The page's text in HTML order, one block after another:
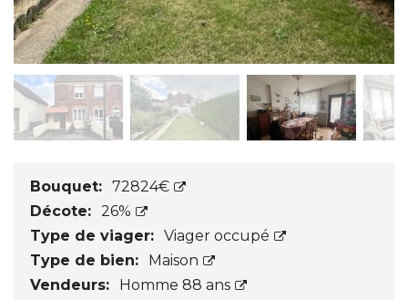
Bouquet: 72824€
Décote: 26%
Type de viager: Viager occupé
Type de bien:
Maison
Vendeurs:
Homme 88 ans